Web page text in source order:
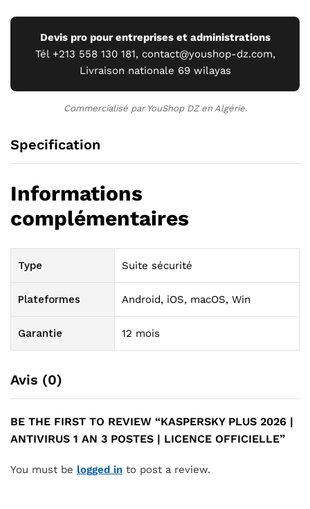
Devis pro pour entreprises et administrations
Tél +213 558 130 181, contact@youshop-dz.com,
Livraison nationale 69 wilayas
Commercialisé par YouShop DZ en Algérie.
Specification
Informations
complémentaires
Type Suite sécurité
Plateformes Android, iOS, macOS, Win
Garantie 12 mois
Avis (0)
BE THE FIRST TO REVIEW “KASPERSKY PLUS 2026 |
ANTIVIRUS 1 AN 3 POSTES | LICENCE OFFICIELLE”
You must be logged in to post a review.